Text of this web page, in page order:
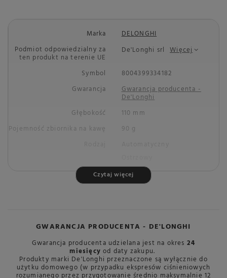
Marka
DELONGHI
Podmiot odpowiedzialny za
ten produkt na terenie UE
De'Longhi srl Więcej
Symbol
8004399334182
Gwarancja
Gwarancja producenta -
De'Longhi
Głębokość
110 mm
Pojemność zbiornika na kawę
90 g
Przeznaczenie
Do domu
Szerokość
220 mm
Waga
1 kg
Wysokość
110 mm
Czytaj więcej
GWARANCJA PRODUCENTA - DE'LONGHI
Gwarancja producenta udzielana jest na okres 24
miesięcy od daty zakupu.
Produkty marki De'Longhi przeznaczone są wyłącznie do
użytku domowego (w przypadku ekspresów ciśnieniowych
rozumianego przez przygotowanie średnio maksymalnie 12